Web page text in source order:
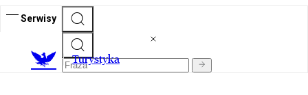
Serwisy
Turystyka